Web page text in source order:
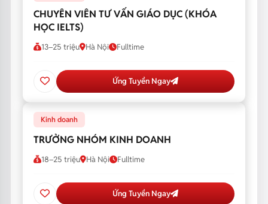
CHUYÊN VIÊN TƯ VẤN GIÁO DỤC (KHÓA
HỌC IELTS)
13–25 triệu Hà Nội Fulltime
Ứng Tuyển Ngay
Kinh doanh
TRƯỞNG NHÓM KINH DOANH
18–25 triệu Hà Nội Fulltime
Ứng Tuyển Ngay